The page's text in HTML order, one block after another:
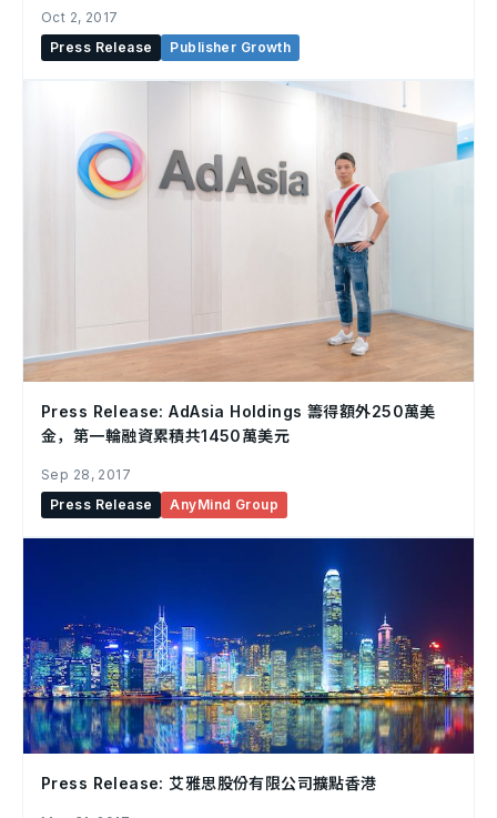
Oct 2, 2017
Press Release
Publisher Growth
Press Release: AdAsia Holdings 籌得額外250萬美
金，第一輪融資累積共1450萬美元
Sep 28, 2017
Press Release
AnyMind Group
Press Release: 艾雅思股份有限公司擴點香港